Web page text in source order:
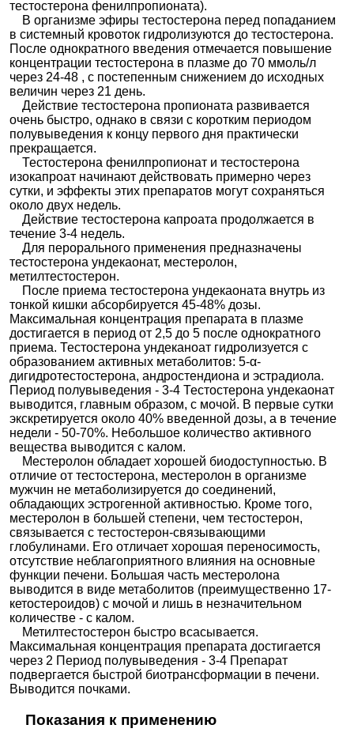
тестостерона фенилпропионата).
В организме эфиры тестостерона перед попаданием
в системный кровоток гидролизуются до тестостерона.
После однократного введения отмечается повышение
концентрации тестостерона в плазме до 70 ммоль/л
через 24-48 , с постепенным снижением до исходных
величин через 21 день.
Действие тестостерона пропионата развивается
очень быстро, однако в связи с коротким периодом
полувыведения к концу первого дня практически
прекращается.
Тестостерона фенилпропионат и тестостерона
изокапроат начинают действовать примерно через
сутки, и эффекты этих препаратов могут сохраняться
около двух недель.
Действие тестостерона капроата продолжается в
течение 3-4 недель.
Для перорального применения предназначены
тестостерона ундекаонат, местеролон,
метилтестостерон.
После приема тестостерона ундекаоната внутрь из
тонкой кишки абсорбируется 45-48% дозы.
Максимальная концентрация препарата в плазме
достигается в период от 2,5 до 5 после однократного
приема. Тестостерона ундеканоат гидролизуется с
образованием активных метаболитов: 5-α-
дигидротестостерона, андростендиона и эстрадиола.
Период полувыведения - 3-4 Тестостерона ундекаонат
выводится, главным образом, с мочой. В первые сутки
экскретируется около 40% введенной дозы, а в течение
недели - 50-70%. Небольшое количество активного
вещества выводится с калом.
Местеролон обладает хорошей биодоступностью. В
отличие от тестостерона, местеролон в организме
мужчин не метаболизируется до соединений,
обладающих эстрогенной активностью. Кроме того,
местеролон в большей степени, чем тестостерон,
связывается с тестостерон-связывающими
глобулинами. Его отличает хорошая переносимость,
отсутствие неблагоприятного влияния на основные
функции печени. Большая часть местеролона
выводится в виде метаболитов (преимущественно 17-
кетостероидов) с мочой и лишь в незначительном
количестве - с калом.
Метилтестостерон быстро всасывается.
Максимальная концентрация препарата достигается
через 2 Период полувыведения - 3-4 Препарат
подвергается быстрой биотрансформации в печени.
Выводится почками.
Показания к применению